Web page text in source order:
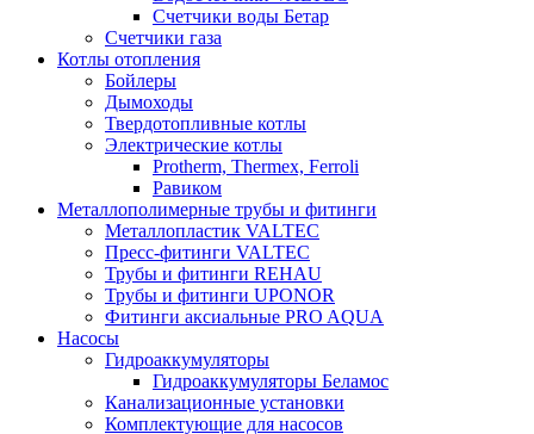
Счетчики воды Бетар
Счетчики газа
Котлы отопления
Бойлеры
Дымоходы
Твердотопливные котлы
Электрические котлы
Protherm, Thermex, Ferroli
Равиком
Металлополимерные трубы и фитинги
Металлопластик VALTEC
Пресс-фитинги VALTEC
Трубы и фитинги REHAU
Трубы и фитинги UРONOR
Фитинги аксиальные PRO AQUA
Насосы
Гидроаккумуляторы
Гидроаккумуляторы Беламос
Канализационные установки
Комплектующие для насосов